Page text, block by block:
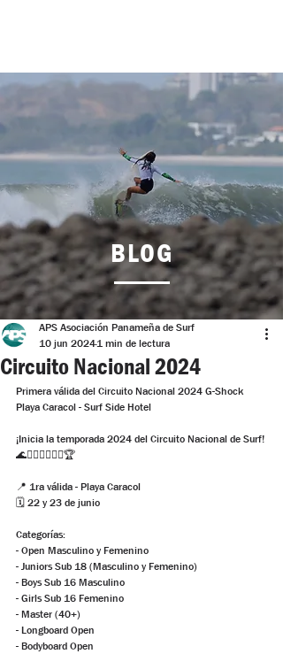
BLOG
Circuito Nacional 2024
APS Asociación Panameña de Surf
10 jun 20241 min de lectura
Primera válida del Circuito Nacional 2024 G-Shock
Playa Caracol - Surf Side Hotel
¡Inicia la temporada 2024 del Circuito Nacional de Surf!
🌊🏄🏽‍♀️🏄🏽‍♂️🏆
📍 1ra válida - Playa Caracol
🗓️ 22 y 23 de junio
Categorías:
- Open Masculino y Femenino
- Juniors Sub 18 (Masculino y Femenino)
- Boys Sub 16 Masculino
- Girls Sub 16 Femenino
- Master (40+)
- Longboard Open
- Bodyboard Open